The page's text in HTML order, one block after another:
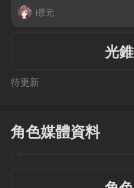
i景元
光
待更新
角色媒體資料